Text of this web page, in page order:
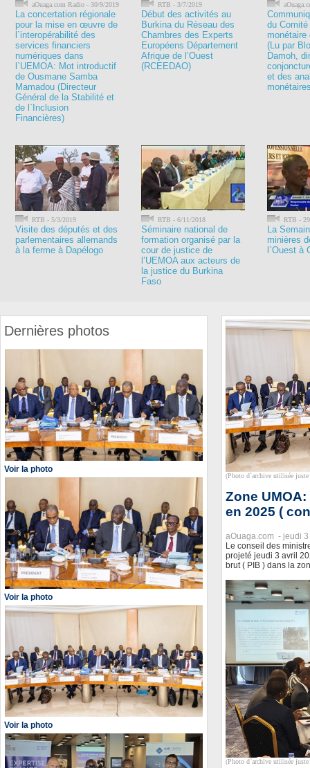
aOuaga.com Radio - 30/9/2019
La concertation régionale
pour la mise en œuvre de
l`interopérabilité des
services financiers
numériques dans
l`UEMOA: Mot introductif
de Ousmane Samba
Mamadou (Directeur
Général de la Stabilité et
de l`Inclusion
Financières)
RTB - 3/7/2019
Début des activités au
Burkina du Réseau des
Chambres des Experts
Européens Département
Afrique de l’Ouest
(RCEEDAO)
du
monétaire
(Lu par
Damoh,
et des
RTB - 5/3/2019
Visite des députés et des
parlementaires allemands
à la ferme à Dapélogo
RTB - 6/11/2018
Séminaire national de
formation organisé par la
cour de justice de
l’UEMOA aux acteurs de
la justice du Burkina
Faso
RTB -
La
minières
l`Ouest à
Dernières photos
Voir la photo
Voir la photo
Voir la photo
(Photo d`archive utilisée
Zone
en 2025 (
aOuaga.com - jeudi
Le conseil des
projeté jeudi 3 avril
brut ( PIB ) dans la
(Photo d`archive utilisée